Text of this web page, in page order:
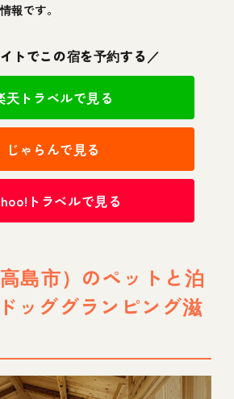
報です。
トでこの宿を予約する／
天トラベルで見る
じゃらんで見る
トラベルで見る
島市）のペットと泊
ッググランピング滋